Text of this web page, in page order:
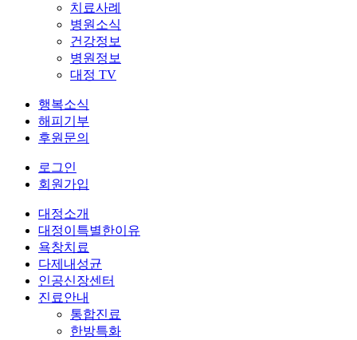
치료사례
병원소식
건강정보
병원정보
대정 TV
행복소식
해피기부
후원문의
로그인
회원가입
대정소개
대정이특별한이유
욕창치료
다제내성균
인공신장센터
진료안내
통합진료
한방특화